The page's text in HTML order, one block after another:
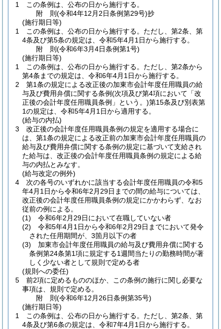
1
この条例は、公布の日から施行する。
附 則(令和4年12月2日条例第29号)抄
(施行期日等)
1
この条例は、公布の日から施行する。 ただし、第2条、第
4条及び第5条の規定は、令和5年4月1日から施行する。
附 則(令和6年3月4日条例第1号)
(施行期日等)
1
この条例は、公布の日から施行する。 ただし、第2条から
第4条までの規定は、令和6年4月1日から施行する。
2
第1条の規定による改正後の加東市会計年度任用職員の給
与及び費用弁償に関する条例(次項及び第4項において「改
正後の会計年度任用職員条例」という。)第15条及び別表第
1の規定は、令和5年4月1日から適用する。
(給与の内払)
3
改正後の会計年度任用職員条例の規定を適用する場合に
は、第1条の規定による改正前の加東市会計年度任用職員の
給与及び費用弁償に関する条例の規定に基づいて支給され
た給与は、改正後の会計年度任用職員条例の規定による給
与の内払とみなす。
(給与改定の例外)
4
次の各号のいずれかに該当する会計年度任用職員の令和5
年4月1日から令和6年2月29日までの間の給与については、
改正後の会計年度任用職員条例の規定にかかわらず、なお
従前の例による。
(1)
令和6年2月29日において在職していない者
(2)
令和5年4月1日から令和6年2月29日までにおいて発令
された任用期間が、3箇月以下の者
(3)
加東市会計年度任用職員の給与及び費用弁償に関する
条例第24条第1項に規定する1週間当たりの勤務時間が著
しく少ない者として規則で定める者
(規則への委任)
5
前2項に定めるもののほか、この条例の施行に関し必要な
事項は、規則で定める。
附 則(令和6年12月26日条例第35号)
(施行期日等)
1
この条例は、公布の日から施行する。 ただし、第2条、第
4条及び第6条の規定は、令和7年4月1日から施行する。